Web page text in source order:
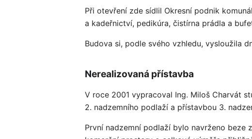
Při otevření zde sídlil Okresní podnik
a kadeřnictví, pedikúra, čistírna prádla a
Budova si, podle svého vzhledu, vysloužila
Nerealizovaná přístavba
V roce 2001 vypracoval Ing. Miloš Charvát
2. nadzemního podlaží a přístavbou 3.
První nadzemní podlaží bylo navrženo beze